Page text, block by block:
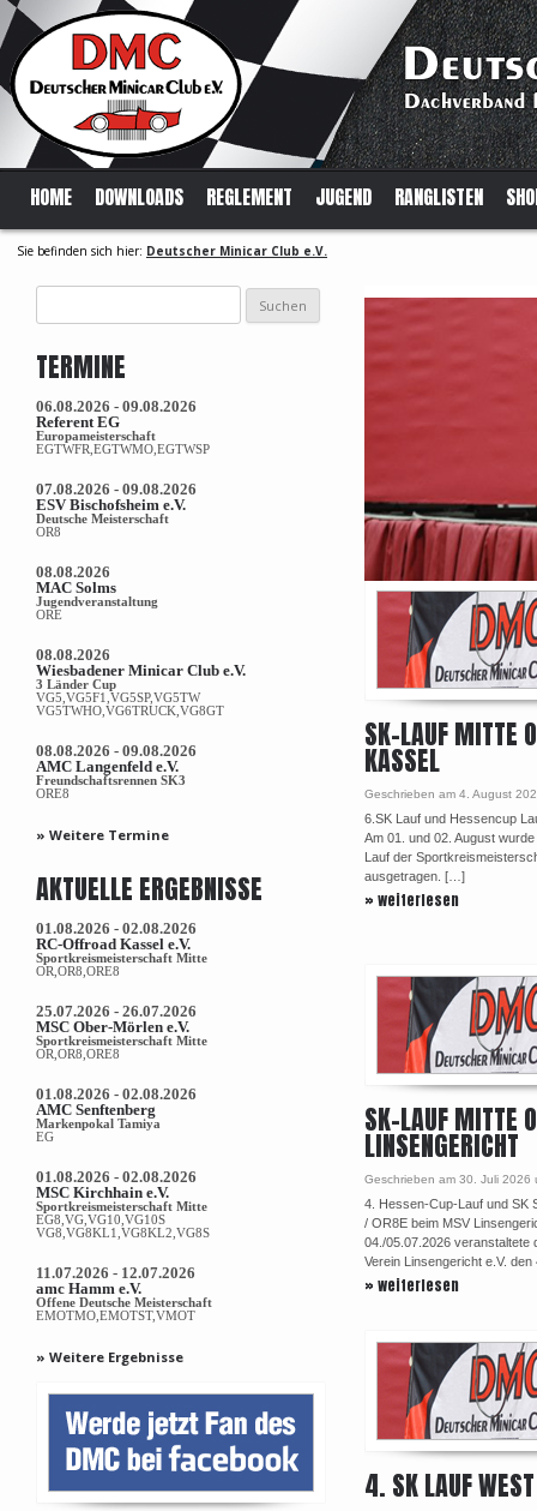
HOME DOWNLOADS REGLEMENT JUGEND RANGLISTEN
Sie befinden sich hier: Deutscher Minicar Club e.V.
SK-LAUF MITTE
KASSEL
Geschrieben am 4. August
6.SK Lauf und Hessencup
Am 01. und 02. August
Lauf der
ausgetragen. […]
» weiterlesen
SK-LAUF MITTE
LINSENGERICHT
Geschrieben am 30. Juli 2026
4. Hessen-Cup-Lauf und SK
/ OR8E beim MSV
04./05.07.2026 veranstaltete
Verein Linsengericht e.V.
» weiterlesen
4. SK LAUF
nach:
TERMINE
06.08.2026 - 09.08.2026
Referent EG
Europameisterschaft
EGTWFR,EGTWMO,EGTWSP
07.08.2026 - 09.08.2026
ESV Bischofsheim e.V.
Deutsche Meisterschaft
OR8
08.08.2026
MAC Solms
Jugendveranstaltung
ORE
08.08.2026
Wiesbadener Minicar Club e.V.
3 Länder Cup
VG5,VG5F1,VG5SP,VG5TW
VG5TWHO,VG6TRUCK,VG8GT
08.08.2026 - 09.08.2026
AMC Langenfeld e.V.
Freundschaftsrennen SK3
ORE8
» Weitere Termine
AKTUELLE ERGEBNISSE
01.08.2026 - 02.08.2026
RC-Offroad Kassel e.V.
Sportkreismeisterschaft Mitte
OR,OR8,ORE8
25.07.2026 - 26.07.2026
MSC Ober-Mörlen e.V.
Sportkreismeisterschaft Mitte
OR,OR8,ORE8
01.08.2026 - 02.08.2026
AMC Senftenberg
Markenpokal Tamiya
EG
01.08.2026 - 02.08.2026
MSC Kirchhain e.V.
Sportkreismeisterschaft Mitte
EG8,VG,VG10,VG10S
VG8,VG8KL1,VG8KL2,VG8S
11.07.2026 - 12.07.2026
amc Hamm e.V.
Offene Deutsche Meisterschaft
EMOTMO,EMOTST,VMOT
» Weitere Ergebnisse